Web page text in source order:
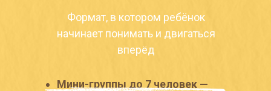
Мини-группы до 7 человек —
Формат, в котором ребёнок
начинает понимать и двигаться
вперёд